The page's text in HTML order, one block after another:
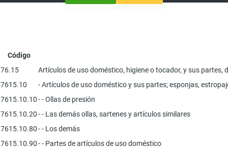
Código
76.15
Artículos de uso doméstico, higiene o tocador, y sus
7615.10
- Artículos de uso doméstico y sus partes; esponjas,
7615.10.10- - Ollas de presión
7615.10.20- - Las demás ollas, sartenes y artículos similares
7615.10.80- - Los demás
7615.10.90- - Partes de artículos de uso doméstico